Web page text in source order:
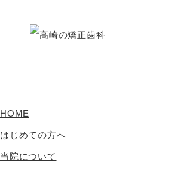
HOME
はじめての方へ
当院について